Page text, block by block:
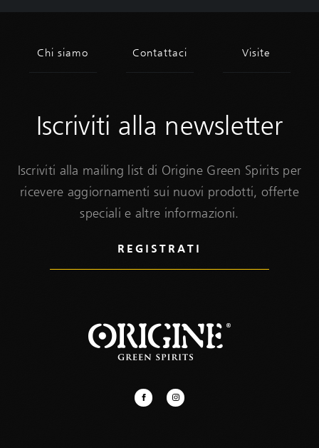
Iscriviti alla newsletter
Iscriviti alla mailing list di Origine Green Spirits per
ricevere aggiornamenti sui nuovi prodotti, offerte
speciali e altre informazioni.